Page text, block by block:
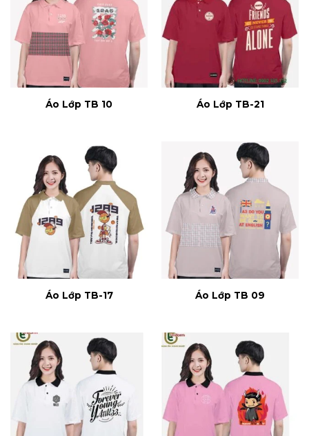
Áo Lớp TB 10 Áo Lớp TB-21
Áo Lớp TB-17 Áo Lớp TB 09